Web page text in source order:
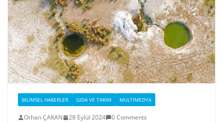
BILIMSEL HABERLER GIDA VE TARIM MULTIMEDYA
Orhan ÇAKAN 28 Eylül 2024
0 Comments